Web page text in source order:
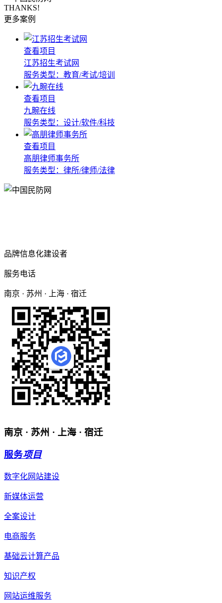
THANKS!
更多案例
查看项目
江苏招生考试网
服务类型：教育/考试/培训
查看项目
九畹在线
服务类型：设计/软件/科技
查看项目
高朋律师事务所
服务类型：律所/律师/法律
品牌信息化建设者
服务电话
南京 · 苏州 · 上海 · 宿迁
南京 · 苏州 · 上海 · 宿迁
服务项目
数字化网站建设
新媒体运营
全案设计
电商服务
基础云计算产品
知识产权
网站运维服务